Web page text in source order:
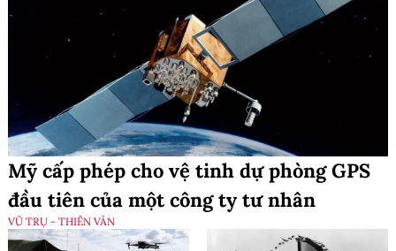
Mỹ cấp phép cho vệ tinh dự phòng GPS
đầu tiên của một công ty tư nhân
VŨ TRỤ - THIÊN VĂN